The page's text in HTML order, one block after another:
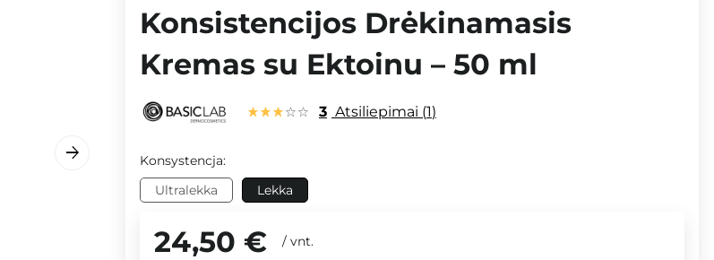
Konsistencijos Drėkinamasis
Kremas su Ektoinu – 50 ml
3 Atsiliepimai 1
Konsystencja:
Ultralekka
Lekka
24,50 € / vnt.